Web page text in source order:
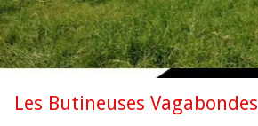
Les Butineuses Vagabondes